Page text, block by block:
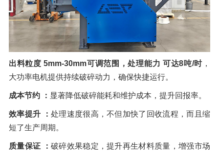
出料粒度 5mm-30mm可调范围，处理能力 可达8吨/时 ，
大功率电机提供持续破碎动力，确保快捷运行。
成本节约 ： 显著降低破碎能耗和维护成本，提升回报率。
效率提升 ： 处理速度很高，不但加快了回收流程，而且缩
短了生产周期。
质量保证 ： 破碎效果稳定，提升再生材料质量，增强市场